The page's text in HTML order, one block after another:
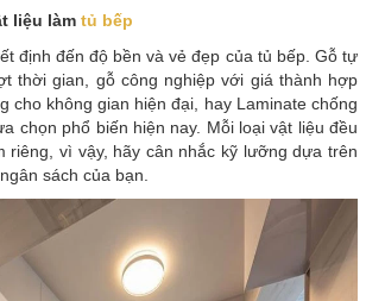
liệu làm tủ bếp
định đến độ bền và vẻ đẹp của tủ bếp. Gỗ tự
thời gian, gỗ công nghiệp với giá thành hợp
cho không gian hiện đại, hay Laminate chống
chọn phổ biến hiện nay. Mỗi loại vật liệu đều
riêng, vì vậy, hãy cân nhắc kỹ lưỡng dựa trên
sách của bạn.